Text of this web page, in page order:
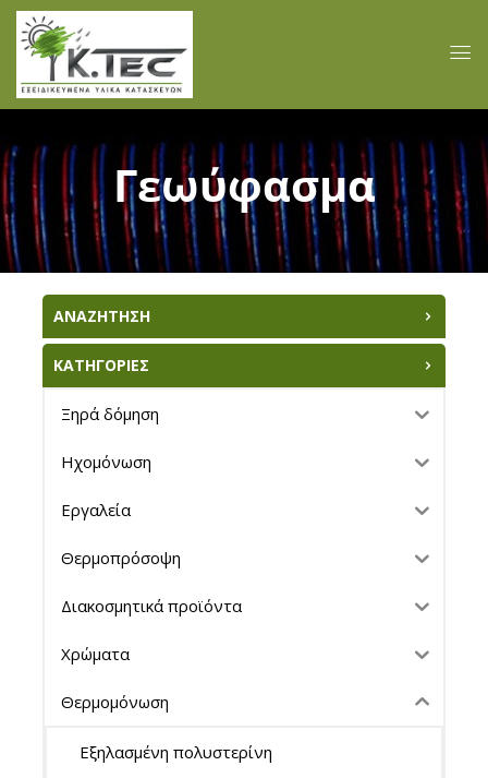
Γεωύφασμα
ΑΝΑΖΗΤΗΣΗ
ΚΑΤΗΓΟΡΙΕΣ
Ξηρά δόμηση
Ηχομόνωση
Εργαλεία
Θερμοπρόσοψη
Διακοσμητικά προϊόντα
Χρώματα
Θερμομόνωση
Εξηλασμένη πολυστερίνη